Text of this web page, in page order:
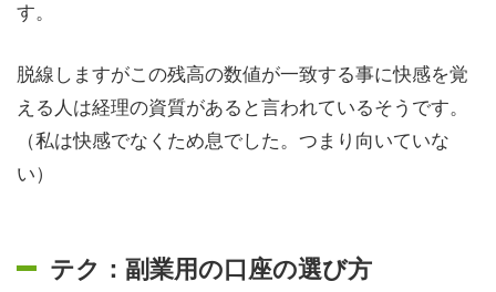
す。
脱線しますがこの残高の数値が一致する事に快感を覚
える人は経理の資質があると言われているそうです。
（私は快感でなくため息でした。つまり向いていな
い）
テク：副業用の口座の選び方